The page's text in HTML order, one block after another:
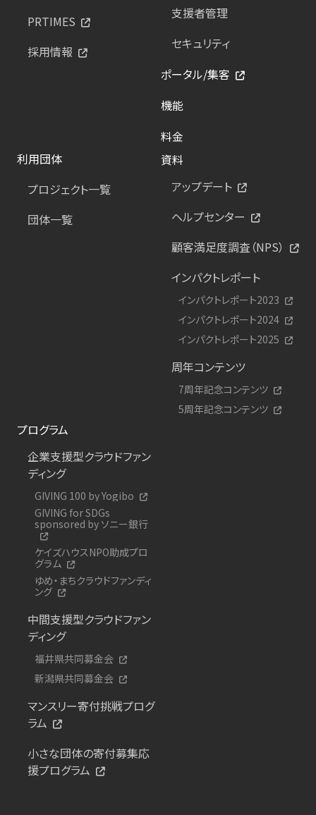
PRTIMES
採用情報
支援者管理
セキュリティ
ポータル/集客
機能
料金
利用団体
プロジェクト一覧
団体一覧
資料
アップデート
ヘルプセンター
顧客満足度調査（NPS）
インパクトレポート
インパクトレポート2023
インパクトレポート2024
インパクトレポート2025
周年コンテンツ
7周年記念コンテンツ
5周年記念コンテンツ
プログラム
企業支援型クラウドファン
ディング
GIVING 100 by Yogibo
GIVING for SDGs
sponsored by ソニー銀行
ケイズハウスNPO助成プロ
グラム
ゆめ・まちクラウドファンディ
ング
中間支援型クラウドファン
ディング
福井県共同募金会
新潟県共同募金会
マンスリー寄付挑戦プログ
ラム
小さな団体の寄付募集応
援プログラム